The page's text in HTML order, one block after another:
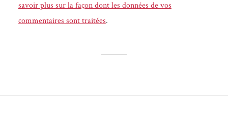
savoir plus sur la façon dont les données de vos
commentaires sont traitées.